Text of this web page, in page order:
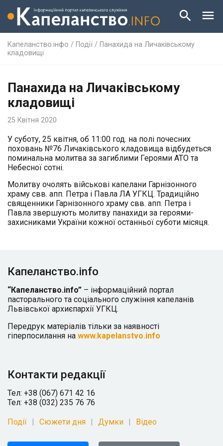
Капеланство.інфо / Події / Панахида на Личаківському
кладовищі
Панахида на Личаківському
кладовищі
25 Квітня 2020
У суботу, 25 квітня, об 11:00 год. на полі почесних
поховань №76 Личаківського кладовища відбудеться
поминальна молитва за загиблими Героями АТО та
Небесної сотні.
Молитву очолять військові капелани Гарнізонного
храму свв. апп. Петра і Павла ЛА УГКЦ. Традиційно
священники Гарнізонного храму свв. апп. Петра і
Павла звершують молитву панахиди за героями-
захисниками України кожної останньої суботи місяця.
Капеланство.info
“Капеланство.info” – інформаційний портал
пасторального та соціального служіння капеланів
Львівської архиєпархії УГКЦ.
Передрук матеріалів тільки за наявності
гіперпосилання на www.kapelanstvo.info
Контакти редакції
Тел: +38 (067) 671 42 16
Тел: +38 (032) 235 76 76
Події Сюжети дня Думки Відео